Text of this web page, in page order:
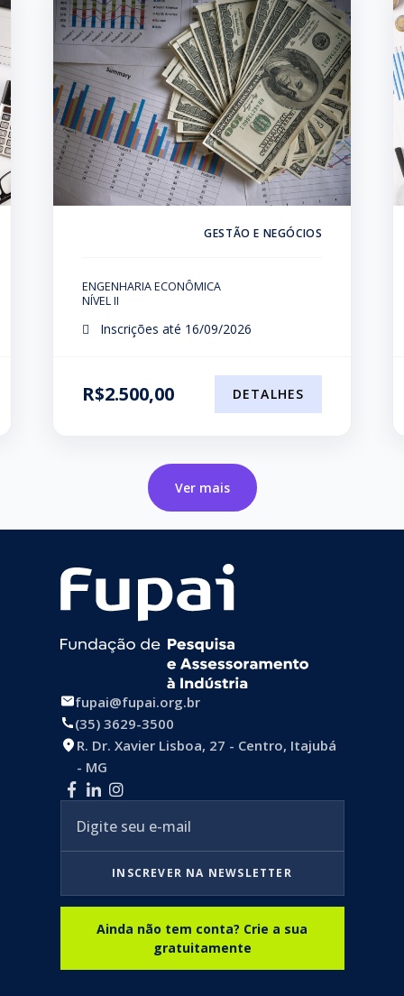
GESTÃO E NEGÓCIOS
ENGENHARIA ECONÔMICA
NÍVEL II
Inscrições até 16/09/2026
R$2.500,00 DETALHES
Ver mais
fupai@fupai.org.br
(35) 3629-3500
R. Dr. Xavier Lisboa, 27 - Centro, Itajubá
- MG
INSCREVER NA NEWSLETTER
Ainda não tem conta? Crie a sua
gratuitamente